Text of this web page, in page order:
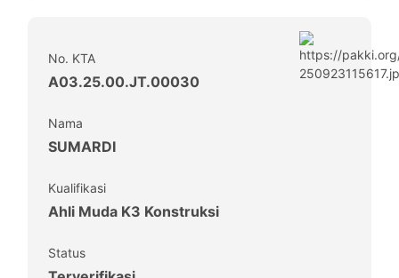
No. KTA
A03.25.00.JT.00030
Nama
SUMARDI
Kualifikasi
Ahli Muda K3 Konstruksi
Status